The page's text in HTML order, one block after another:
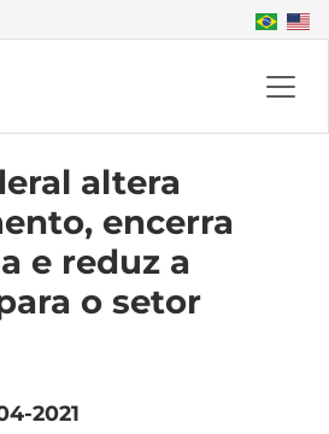
altera
encerra
e reduz a
o setor
2021